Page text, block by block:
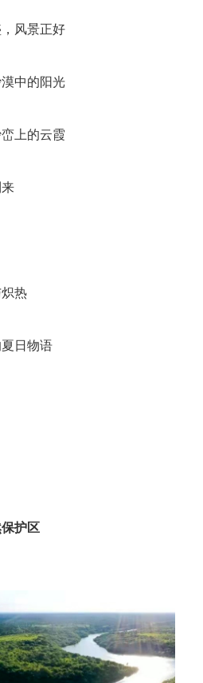
风景正好
中的阳光
上的云霞
热
日物语
护区